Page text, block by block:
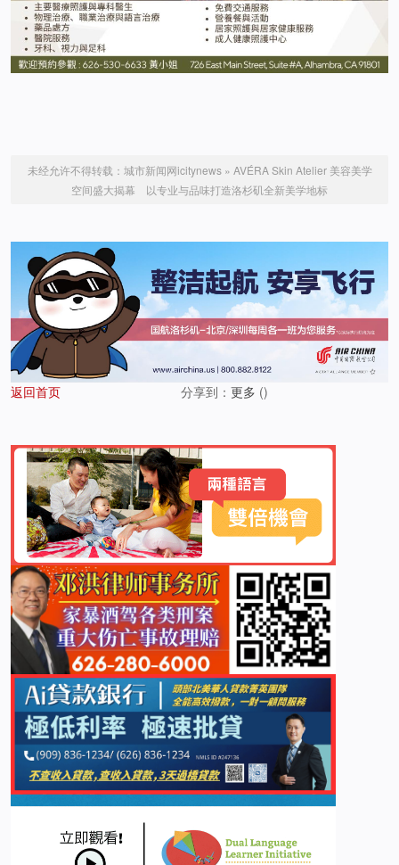
未经允许不得转载： 城市新闻网icitynews» AVÉRA Skin Atelier 美容美学
空间盛大揭幕 以专业与品味打造洛杉矶全新美学地标
返回首页 分享到： 更多 ()